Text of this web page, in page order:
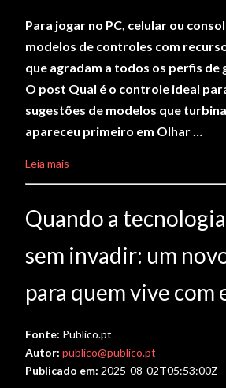
Para jogar no PC, celular ou
modelos de controles com
que agradam a todos os perfis de
O post Qual é o controle ideal
sugestões de modelos que
apareceu primeiro em Olhar …
Leia mais
Quando a
sem invadir: um
para quem vive com
Fonte: Publico.pt
Autor: publico@publico.pt
Publicado em: 2025-08-02T05:53:00Z